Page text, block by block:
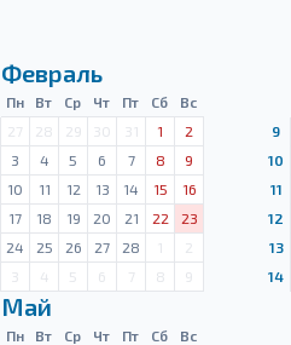
Февраль
Пн Вт Ср Чт Пт Сб
Вс
27 28 29 30 31 1
2
3 4 5 6 7 8
9
10 11 12 13 14 15
16
17 18 19 20 21 22
23
24 25 26 27 28 1
2
3 4 5 6 7 8 9
9
10
11
12
13
14
Май
Пн Вт Ср Чт Пт Сб
Вс